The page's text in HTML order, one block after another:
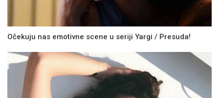
Očekuju nas emotivne scene u seriji Yargi / Presuda!